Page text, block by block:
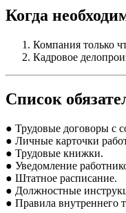
Когда
Компания только
Кадровое
Список
● Трудовые договоры с
● Личные карточки
● Трудовые книжки.
● Уведомление
● Штатное расписание.
● Должностные
● Правила внутреннего